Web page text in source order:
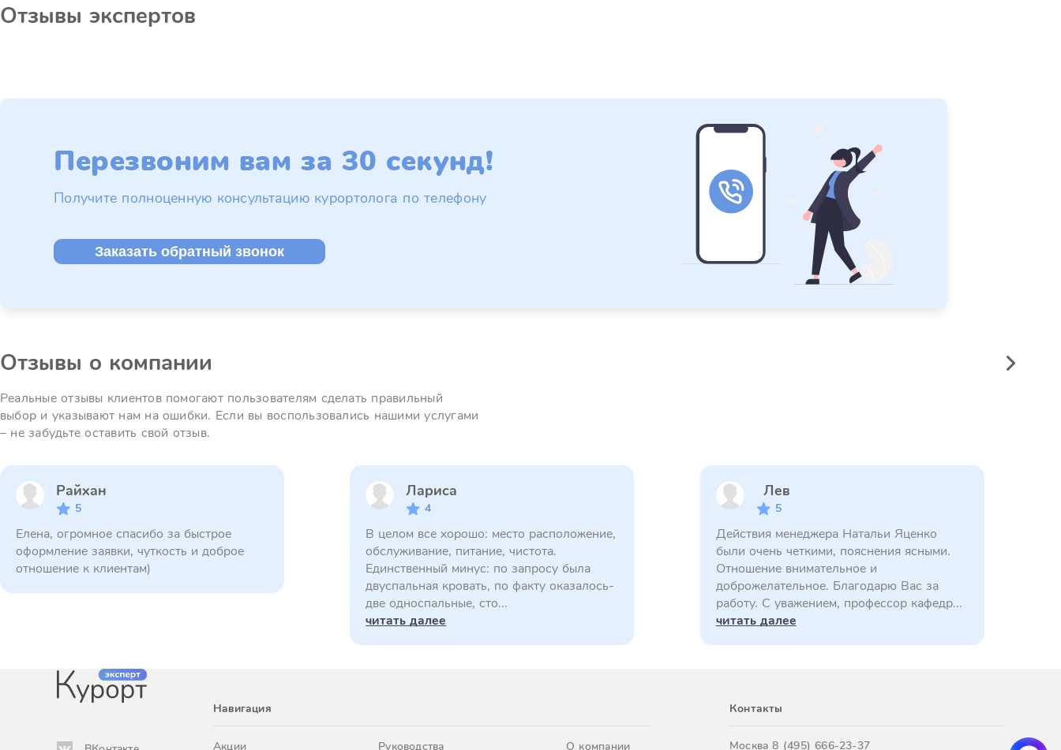
Отзывы экспертов
Перезвоним вам за 30 секунд!
Получите полноценную консультацию курортолога по телефону
Заказать обратный звонок
Отзывы о компании
Реальные отзывы клиентов помогают пользователям сделать правильный
выбор и указывают нам на ошибки. Если вы воспользовались нашими услугами
– не забудьте оставить свой отзыв.
Райхан
5
Елена, огромное спасибо за быстрое
оформление заявки, чуткость и доброе
отношение к клиентам)
Лариса
4
В целом все хорошо: место расположение,
обслуживание, питание, чистота.
Единственный минус: по запросу была
двуспальная кровать, по факту оказалось-
две односпальные, сто...
читать далее
Лев
5
Действия менеджера Натальи Яценко
были очень четкими, пояснения ясными.
Отношение внимательное и
доброжелательное. Благодарю Вас за
работу. С уважением, профессор кафедр...
читать далее
Навигация
Акции Руководства О компании
Контакты
Москва8 (495) 666-23-37